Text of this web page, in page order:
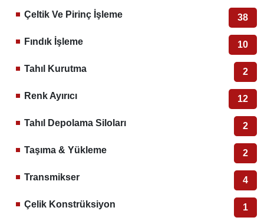
Çeltik Ve Pirinç İşleme 38
Fındık İşleme 10
Tahıl Kurutma 2
Renk Ayırıcı 12
Tahıl Depolama Siloları 2
Taşıma & Yükleme 2
Transmikser 4
Çelik Konstrüksiyon 1